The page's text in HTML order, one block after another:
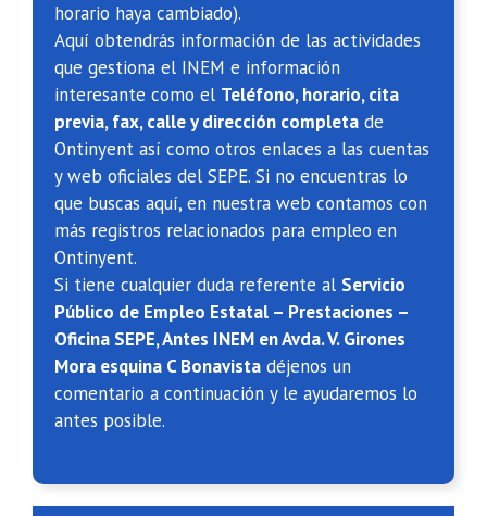
horario haya cambiado).
Aquí obtendrás información de las actividades
que gestiona el INEM e información
interesante como el Teléfono, horario, cita
previa, fax, calle y dirección completa de
Ontinyent así como otros enlaces a las cuentas
y web oficiales del SEPE. Si no encuentras lo
que buscas aquí, en nuestra web contamos con
más registros relacionados para empleo en
Ontinyent.
Si tiene cualquier duda referente al Servicio
Público de Empleo Estatal – Prestaciones –
Oficina SEPE, Antes INEM en Avda. V. Girones
Mora esquina C Bonavista déjenos un
comentario a continuación y le ayudaremos lo
antes posible.